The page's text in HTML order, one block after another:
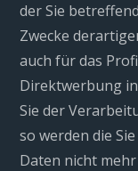
der Sie
Zwecke
auch für das
Direktwerbung
Sie der
so werden die
Daten nicht